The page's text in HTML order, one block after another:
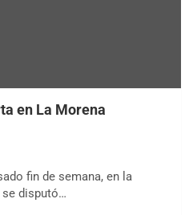
en La Morena
fin de semana, en la
se disputó…